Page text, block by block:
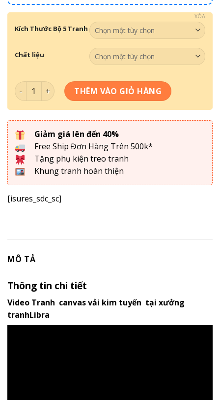
Kích Thước Bộ 5 Tranh
Chất liệu
XÓA
Bộ 5 Tranh Hoa Sen Cửu Ngư - C5N-022 số lượng
THÊM VÀO GIỎ HÀNG
Giảm giá lên đến 40%
Free Ship Đơn Hàng Trên 500k*
Tặng phụ kiện treo tranh
Khung tranh hoàn thiện
[isures_sdc_sc]
MÔ TẢ
Thông tin chi tiết
Video Tranh canvas vải kim tuyến tại xưởng
tranhLibra